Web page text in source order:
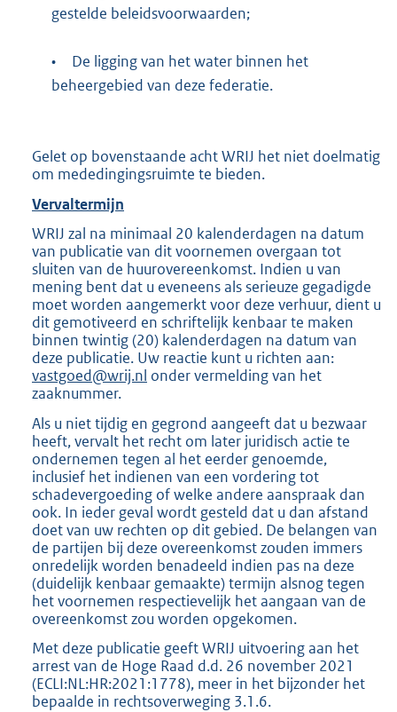
gestelde beleidsvoorwaarden;
•
De ligging van het water binnen het
beheergebied van deze federatie.
Gelet op bovenstaande acht WRIJ het niet doelmatig
om mededingingsruimte te bieden.
Vervaltermijn
WRIJ zal na minimaal 20 kalenderdagen na datum
van publicatie van dit voornemen overgaan tot
sluiten van de huurovereenkomst. Indien u van
mening bent dat u eveneens als serieuze gegadigde
moet worden aangemerkt voor deze verhuur, dient u
dit gemotiveerd en schriftelijk kenbaar te maken
binnen twintig (20) kalenderdagen na datum van
deze publicatie. Uw reactie kunt u richten aan:
vastgoed@wrij.nl onder vermelding van het
zaaknummer.
Als u niet tijdig en gegrond aangeeft dat u bezwaar
heeft, vervalt het recht om later juridisch actie te
ondernemen tegen al het eerder genoemde,
inclusief het indienen van een vordering tot
schadevergoeding of welke andere aanspraak dan
ook. In ieder geval wordt gesteld dat u dan afstand
doet van uw rechten op dit gebied. De belangen van
de partijen bij deze overeenkomst zouden immers
onredelijk worden benadeeld indien pas na deze
(duidelijk kenbaar gemaakte) termijn alsnog tegen
het voornemen respectievelijk het aangaan van de
overeenkomst zou worden opgekomen.
Met deze publicatie geeft WRIJ uitvoering aan het
arrest van de Hoge Raad d.d. 26 november 2021
(ECLI:NL:HR:2021:1778), meer in het bijzonder het
bepaalde in rechtsoverweging 3.1.6.